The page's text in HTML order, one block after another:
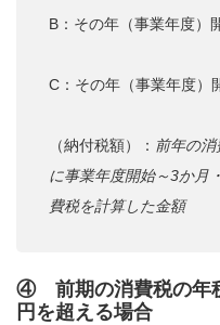
B：その年（事業年度）
C：その年（事業年度）
（納付税額）： 前年の
に事業年度開始～3か月
費税を計算した金額
④ 前期の消費税の年
円を超える場合